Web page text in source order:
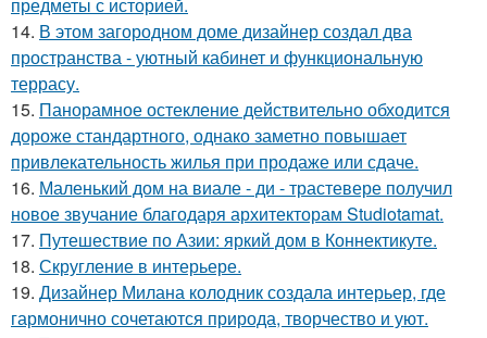
предметы с историей.
14. В этом загородном доме дизайнер создал два
пространства - уютный кабинет и функциональную
террасу.
15. Панорамное остекление действительно обходится
дороже стандартного, однако заметно повышает
привлекательность жилья при продаже или сдаче.
16. Маленький дом на виале - ди - трастевере получил
новое звучание благодаря архитекторам Studiotamat.
17. Путешествие по Азии: яркий дом в Коннектикуте.
18. Скругление в интерьере.
19. Дизайнер Милана колодник создала интерьер, где
гармонично сочетаются природа, творчество и уют.